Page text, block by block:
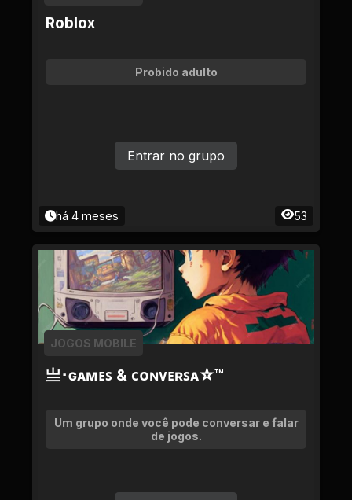
Roblox
Probido adulto
há 4 meses 53
Entrar no grupo
亗･ɢᴀᴍᴇꜱ & ᴄᴏɴᴠᴇʀꜱᴀ☆™
JOGOS MOBILE
Um grupo onde você pode conversar e falar
de jogos.